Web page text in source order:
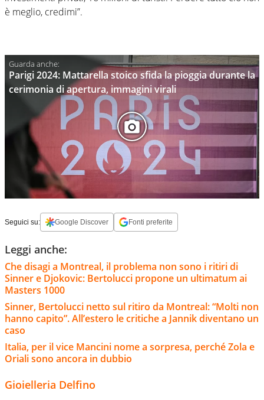
è meglio, credimi”.
Parigi 2024: Mattarella stoico sfida la pioggia durante la
cerimonia di apertura, immagini virali
Seguici su: Google Discover Fonti preferite
Leggi anche:
Che disagi a Montreal, il problema non sono i ritiri di
Sinner e Djokovic: Bertolucci propone un ultimatum ai
Masters 1000
Sinner, Bertolucci netto sul ritiro da Montreal: “Molti non
hanno capito”. All’estero le critiche a Jannik diventano un
caso
Italia, per il vice Mancini nome a sorpresa, perché Zola e
Oriali sono ancora in dubbio
Gioielleria Delfino